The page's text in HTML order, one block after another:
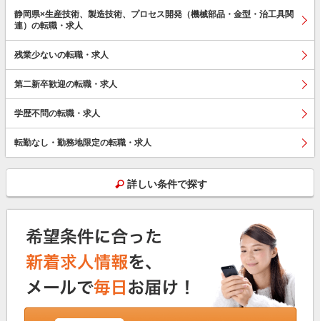
静岡県×生産技術、製造技術、プロセス開発（機械部品・金型・治工具関
連）の転職・求人
残業少ないの転職・求人
第二新卒歓迎の転職・求人
学歴不問の転職・求人
転勤なし・勤務地限定の転職・求人
詳しい条件で探す